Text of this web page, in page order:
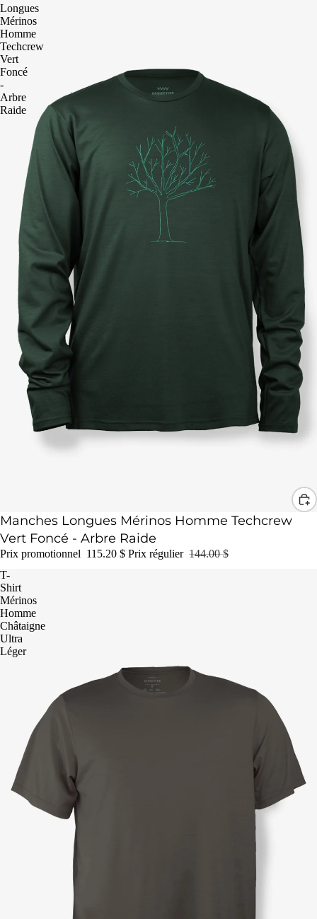
Longues
Mérinos
Homme
Techcrew
Vert
Foncé
-
Arbre
Raide
Promotion
Manches Longues Mérinos Homme Techcrew
Vert Foncé - Arbre Raide
Prix promotionnel 115.20 $ Prix régulier 144.00 $
T-
Shirt
Mérinos
Homme
Châtaigne
Ultra
Léger